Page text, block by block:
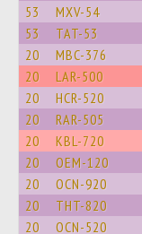
53 MXV-54
53 TAT-53
20 MBC-376
20 LAR-500
20 HCR-520
20 RAR-505
20 KBL-720
20 OEM-120
20 OCN-920
20 THT-820
20 OCN-520